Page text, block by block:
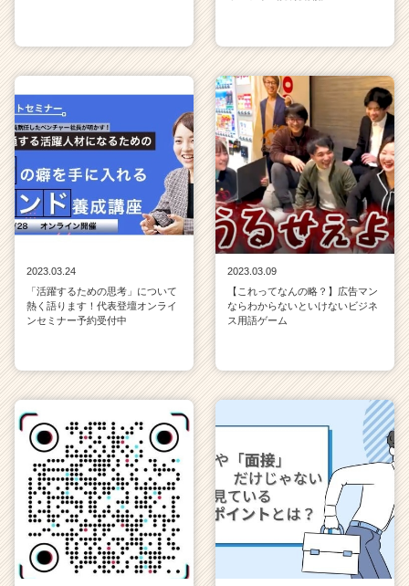
2023.03.24
「活躍するための思考」について
熱く語ります！代表登壇オンライ
ンセミナー予約受付中
2023.03.09
【これってなんの略？】広告マン
ならわからないといけないビジネ
ス用語ゲーム